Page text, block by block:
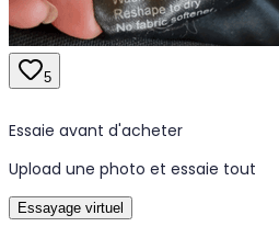
5
Essaie avant d'acheter
Upload une photo et essaie tout
Essayage virtuel